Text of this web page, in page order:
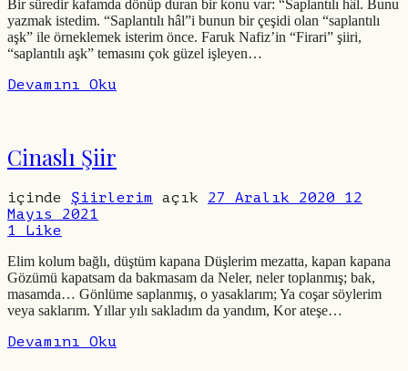
Bir süredir kafamda dönüp duran bir konu var: “Saplantılı hâl. Bunu
yazmak istedim. “Saplantılı hâl”i bunun bir çeşidi olan “saplantılı
aşk” ile örneklemek isterim önce. Faruk Nafiz’in “Firari” şiiri,
“saplantılı aşk” temasını çok güzel işleyen…
Devamını Oku
Cinaslı Şiir
içinde Şiirlerim açık 27 Aralık 2020 12
Mayıs 2021
1
Like
Elim kolum bağlı, düştüm kapana Düşlerim mezatta, kapan kapana
Gözümü kapatsam da bakmasam da Neler, neler toplanmış; bak,
masamda… Gönlüme saplanmış, o yasaklarım; Ya coşar söylerim
veya saklarım. Yıllar yılı sakladım da yandım, Kor ateşe…
Devamını Oku